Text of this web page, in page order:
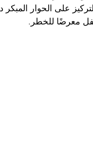
على الحوار
معرضًا للخطر.